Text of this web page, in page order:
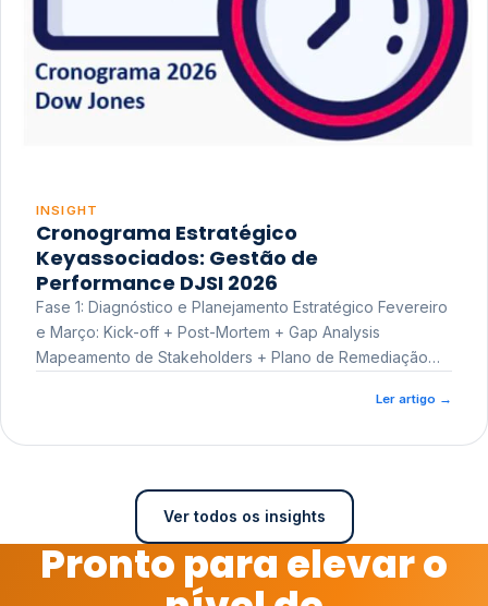
INSIGHT
Cronograma Estratégico
Keyassociados: Gestão de
Performance DJSI 2026
Fase 1: Diagnóstico e Planejamento Estratégico Fevereiro
e Março: Kick-off + Post-Mortem + Gap Analysis
Mapeamento de Stakeholders + Plano de Remediação
Ler artigo →
Ver todos os insights
Pronto para elevar o